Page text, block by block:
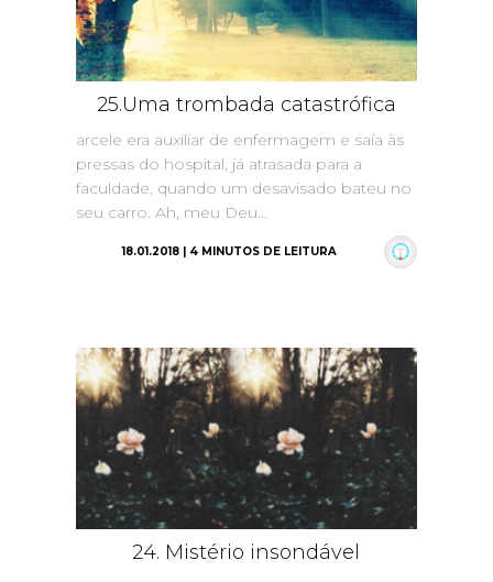
25.Uma trombada catastrófica
arcele era auxiliar de enfermagem e saía às
pressas do hospital, já atrasada para a
faculdade, quando um desavisado bateu no
seu carro. Ah, meu Deu...
18.01.2018 | 4 MINUTOS DE LEITURA
24. Mistério insondável